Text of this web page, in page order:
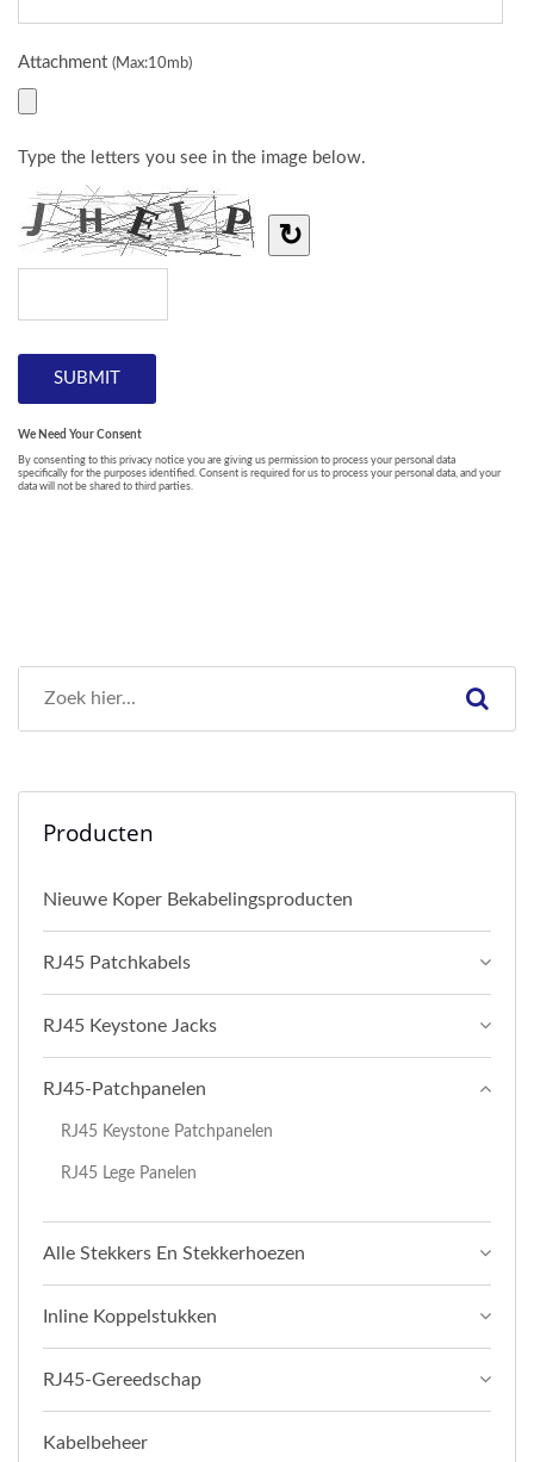
Producten
Nieuwe Koper Bekabelingsproducten
RJ45 Patchkabels
RJ45 Keystone Jacks
RJ45-Patchpanelen
RJ45 Keystone Patchpanelen
RJ45 Lege Panelen
Alle Stekkers En Stekkerhoezen
Inline Koppelstukken
RJ45-Gereedschap
Kabelbeheer